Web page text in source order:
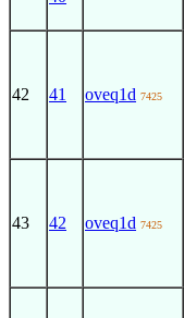
42 41 oveq1d 7425
43 42 oveq1d 7425